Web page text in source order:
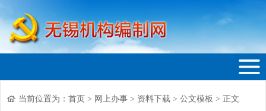
无锡机构编制网
当前位置为： 首页 > 网上办事 > 资料下载 > 公文模板 > 正文